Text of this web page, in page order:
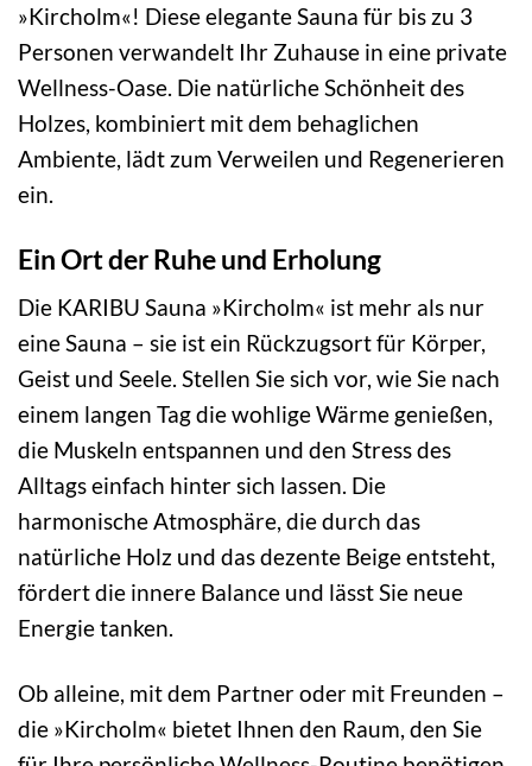
»Kircholm«! Diese elegante Sauna für bis zu 3
Personen verwandelt Ihr Zuhause in eine private
Wellness-Oase. Die natürliche Schönheit des
Holzes, kombiniert mit dem behaglichen
Ambiente, lädt zum Verweilen und Regenerieren
ein.
Ein Ort der Ruhe und Erholung
Die KARIBU Sauna »Kircholm« ist mehr als nur
eine Sauna – sie ist ein Rückzugsort für Körper,
Geist und Seele. Stellen Sie sich vor, wie Sie nach
einem langen Tag die wohlige Wärme genießen,
die Muskeln entspannen und den Stress des
Alltags einfach hinter sich lassen. Die
harmonische Atmosphäre, die durch das
natürliche Holz und das dezente Beige entsteht,
fördert die innere Balance und lässt Sie neue
Energie tanken.
Ob alleine, mit dem Partner oder mit Freunden –
die »Kircholm« bietet Ihnen den Raum, den Sie